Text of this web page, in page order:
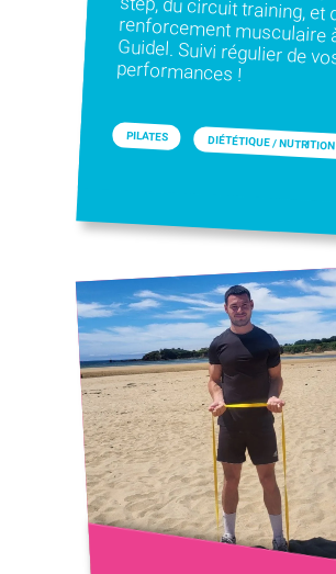
performances !
PILATES DIÉTÉTIQUE / NUTRITION